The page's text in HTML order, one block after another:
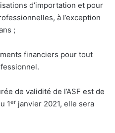
d’importation et pour
à l’exception
;
financiers pour tout
de validité de l’ASF est de
1er janvier 2021, elle sera